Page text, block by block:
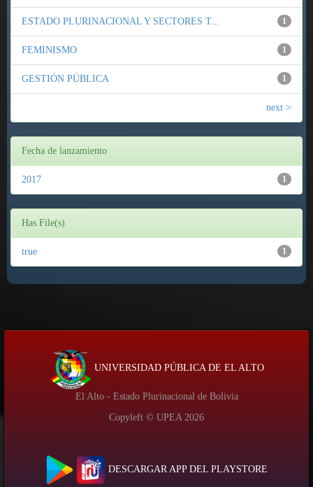
1
ESTADO PLURINACIONAL Y SECTORES T...
1
FEMINISMO
1
GESTIÓN PÚBLICA
next >
Fecha de lanzamiento
1
2017
Has File(s)
1
true
UNIVERSIDAD PÚBLICA DE EL ALTO
El Alto - Estado Plurinacional de Bolivia
Copyleft © UPEA 2026
DESCARGAR APP DEL PLAYSTORE